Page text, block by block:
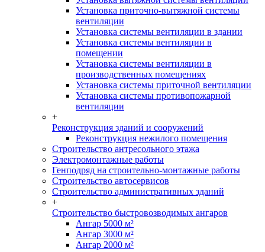
Установка приточно-вытяжной системы
вентиляции
Установка системы вентиляции в здании
Установка системы вентиляции в
помещении
Установка системы вентиляции в
производственных помещениях
Установка системы приточной вентиляции
Установка системы противопожарной
вентиляции
+
Реконструкция зданий и сооружений
Реконструкция нежилого помещения
Строительство антресольного этажа
Электромонтажные работы
Генподряд на строительно-монтажные работы
Строительство автосервисов
Строительство административных зданий
+
Строительство быстровозводимых ангаров
Ангар 5000 м²
Ангар 3000 м²
Ангар 2000 м²